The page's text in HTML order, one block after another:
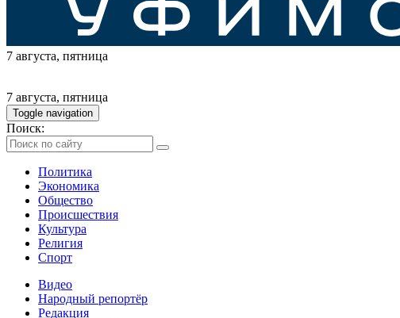
7 августа, пятница
7 августа, пятница
Toggle navigation
Поиск:
Политика
Экономика
Общество
Происшествия
Культура
Религия
Спорт
Видео
Народный репортёр
Редакция